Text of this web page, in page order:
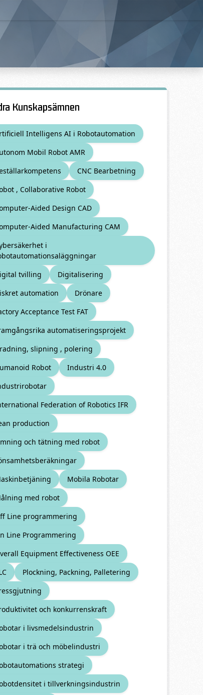
Kunskapsämnen
Intelligens AI i Robotautomation
Mobil Robot AMR
CNC Bearbetning
, Collaborative Robot
Aided Design CAD
Aided Manufacturing CAM
i
tvilling
Digitalisering
automation
Drönare
Acceptance Test FAT
automatiseringsprojekt
slipning , polering
Robot
Industri 4.0
Federation of Robotics IFR
production
och tätning med robot
Mobila Robotar
med robot
Line programmering
Line Programmering
Equipment Effectiveness OEE
Plockning, Packning, Palletering
och konkurrenskraft
i livsmedelsindustrin
i trä och möbelindustri
strategi
i tillverkningsindustrin